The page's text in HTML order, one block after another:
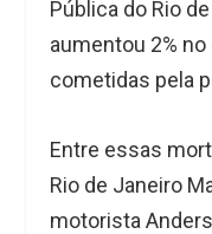
Pública do Rio
aumentou 2%
cometidas pela
Entre essas
Rio de Janeiro
motorista